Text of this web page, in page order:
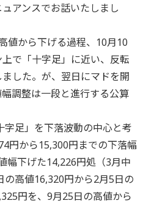
アンスでお話いたしまし
値から下げる過程、10月10
で「十字足」に近い、反転
した。が、翌日にマドを開
調整は一段と進行する公算
足」を下落波動の中心と考
円から15,300円までの下落幅
幅下げた14,226円処（3月中
高値16,320円から2月5日の
円を、9月25日の高値から